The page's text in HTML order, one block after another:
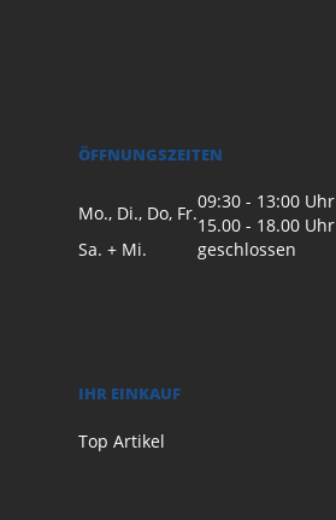
ÖFFNUNGSZEITEN
Mo., Di., Do, Fr.
09:30 - 13:00 Uhr
15.00 - 18.00 Uhr
Sa. + Mi.
geschlossen
IHR EINKAUF
Top Artikel